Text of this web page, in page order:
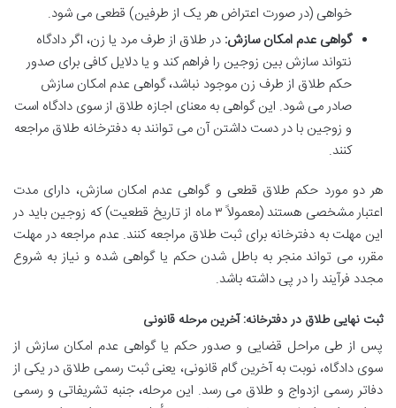
خواهی (در صورت اعتراض هر یک از طرفین) قطعی می شود.
گواهی عدم امکان سازش: در طلاق از طرف مرد یا زن، اگر دادگاه
نتواند سازش بین زوجین را فراهم کند و یا دلایل کافی برای صدور
حکم طلاق از طرف زن موجود نباشد، گواهی عدم امکان سازش
صادر می شود. این گواهی به معنای اجازه طلاق از سوی دادگاه است
و زوجین با در دست داشتن آن می توانند به دفترخانه طلاق مراجعه
کنند.
هر دو مورد حکم طلاق قطعی و گواهی عدم امکان سازش، دارای مدت
اعتبار مشخصی هستند (معمولاً ۳ ماه از تاریخ قطعیت) که زوجین باید در
این مهلت به دفترخانه برای ثبت طلاق مراجعه کنند. عدم مراجعه در مهلت
مقرر، می تواند منجر به باطل شدن حکم یا گواهی شده و نیاز به شروع
مجدد فرآیند را در پی داشته باشد.
ثبت نهایی طلاق در دفترخانه: آخرین مرحله قانونی
پس از طی مراحل قضایی و صدور حکم یا گواهی عدم امکان سازش از
سوی دادگاه، نوبت به آخرین گام قانونی، یعنی ثبت رسمی طلاق در یکی از
دفاتر رسمی ازدواج و طلاق می رسد. این مرحله، جنبه تشریفاتی و رسمی